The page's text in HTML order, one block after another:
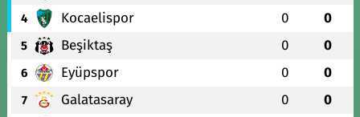
4 Kocaelispor 0 0
5 Beşiktaş 0 0
6 Eyüpspor 0 0
7 Galatasaray 0 0